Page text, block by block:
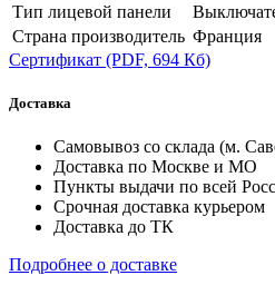
Тип лицевой панели
Страна производитель Франция
Сертификат (PDF, 694 Кб)
Доставка
Самовывоз со склада (м.
Доставка по Москве и МО
Пункты выдачи по всей
Срочная доставка курьером
Доставка до ТК
Подробнее о доставке